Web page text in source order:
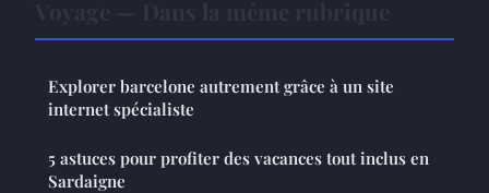
Explorer barcelone autrement grâce à un site
internet spécialiste
5 astuces pour profiter des vacances tout inclus en
Sardaigne